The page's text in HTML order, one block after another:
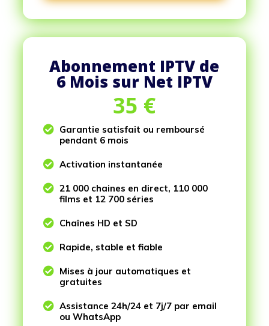
Abonnement IPTV de
6 Mois sur Net IPTV
35 €
 Garantie satisfait ou remboursé
pendant 6 mois
 Activation instantanée
 21 000 chaines en direct, 110 000
films et 12 700 séries
 Chaînes HD et SD
 Rapide, stable et fiable
 Mises à jour automatiques et
gratuites
 Assistance 24h/24 et 7j/7 par email
ou WhatsApp